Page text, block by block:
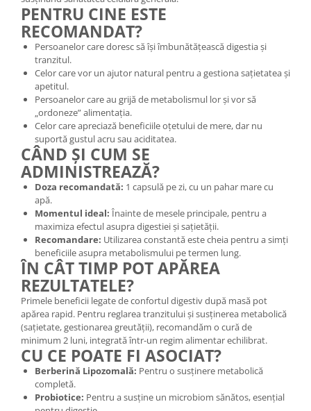
PENTRU CINE ESTE
RECOMANDAT?
Persoanelor care doresc să își îmbunătățească digestia și
tranzitul.
Celor care vor un ajutor natural pentru a gestiona sațietatea și
apetitul.
Persoanelor care au grijă de metabolismul lor și vor să
„ordoneze” alimentația.
Celor care apreciază beneficiile oțetului de mere, dar nu
suportă gustul acru sau aciditatea.
CÂND ȘI CUM SE
ADMINISTREAZĂ?
Doza recomandată: 1 capsulă pe zi, cu un pahar mare cu
apă.
Momentul ideal: Înainte de mesele principale, pentru a
maximiza efectul asupra digestiei și sațietății.
Recomandare: Utilizarea constantă este cheia pentru a simți
beneficiile asupra metabolismului pe termen lung.
ÎN CÂT TIMP POT APĂREA
REZULTATELE?
Primele beneficii legate de confortul digestiv după masă pot
apărea rapid. Pentru reglarea tranzitului și susținerea metabolică
(sațietate, gestionarea greutății), recomandăm o cură de
minimum 2 luni, integrată într-un regim alimentar echilibrat.
CU CE POATE FI ASOCIAT?
Berberină Lipozomală: Pentru o susținere metabolică
completă.
Probiotice: Pentru a susține un microbiom sănătos, esențial